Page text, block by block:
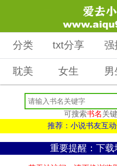
分类 txt分享 强
耽美 女生 男
可搜索书名关
推荐：小说书友互
重要提醒：下